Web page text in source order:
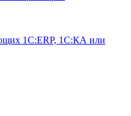
1C:ERP, 1С:КА или